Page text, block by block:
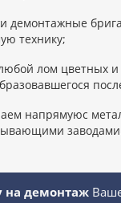
демонтажные
технику;
лом цветных
напрямуюс
на демонтаж